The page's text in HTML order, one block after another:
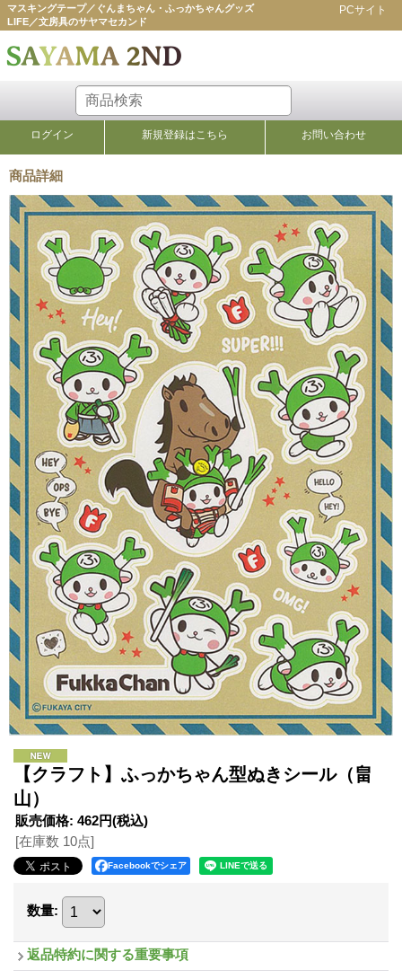
マスキングテープ／ぐんまちゃん・ふっかちゃんグッズ
LIFE／文房具のサヤマセカンド
PCサイト
ログイン 新規登録はこちら お問い合わせ
商品詳細
【クラフト】ふっかちゃん型ぬきシール（畠
山）
販売価格: 462円(税込)
[在庫数 10点]
Facebookでシェア
数量:
返品特約に関する重要事項